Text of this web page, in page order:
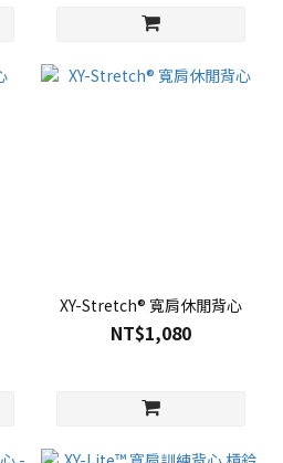
XY-Stretch® 寬肩休閒背心
NT$1,080